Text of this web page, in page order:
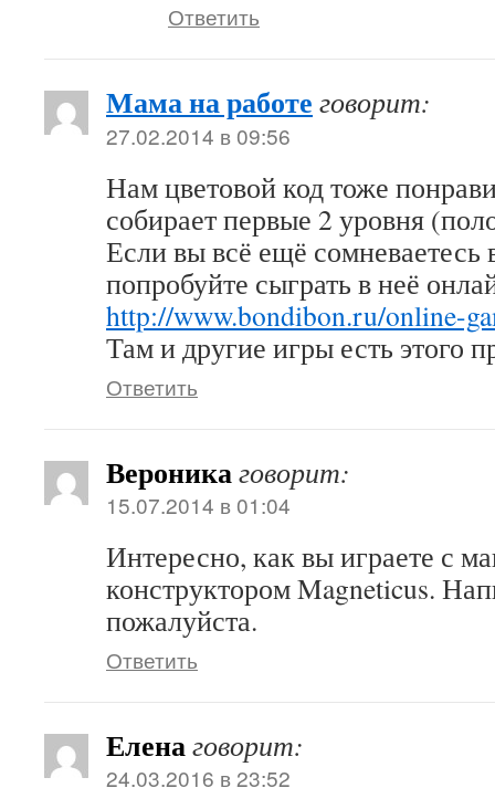
Ответить
Мама на работе говорит:
27.02.2014 в 09:56
Нам цветовой код тоже
собирает первые 2 уровня
Если вы всё ещё сомневаетесь
попробуйте сыграть в неё
http://www.bondibon.ru/online-
Там и другие игры есть этого
Ответить
Вероникаговорит:
15.07.2014 в 01:04
Интересно, как вы играете с
конструктором Magneticus.
пожалуйста.
Ответить
Еленаговорит:
24.03.2016 в 23:52